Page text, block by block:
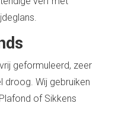
geformuleerd, zeer
droog. Wij gebruiken
of Sikkens